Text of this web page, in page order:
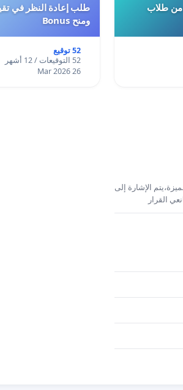
من طلاب
ومنح Bonus
52 توقيع
52 التوقيعات / 12 أشهر
26 Mar 2026
الإشارة إلى
القرار